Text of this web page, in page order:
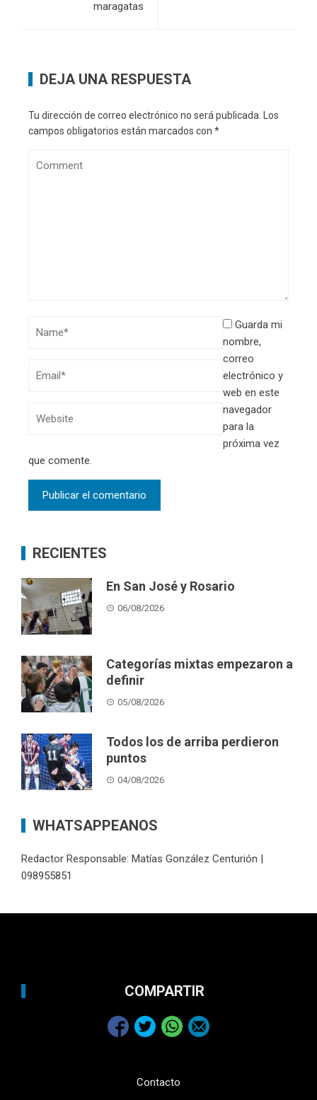
maragatas
DEJA UNA RESPUESTA
Tu dirección de correo electrónico no será publicada. Los
campos obligatorios están marcados con *
Guarda mi
nombre,
correo
electrónico y
web en este
navegador
para la
próxima vez
que comente.
RECIENTES
En San José y Rosario
06/08/2026
Categorías mixtas empezaron a
definir
05/08/2026
Todos los de arriba perdieron
puntos
04/08/2026
WHATSAPPEANOS
Redactor Responsable: Matías González Centurión |
098955851
COMPARTIR
Contacto